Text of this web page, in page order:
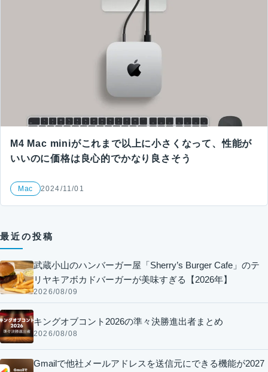
M4 Mac miniがこれまで以上に小さくなって、性能が
いいのに価格は良心的でかなり良さそう
Mac 2024/11/01
最近の投稿
武蔵小山のハンバーガー屋「Sherry’s Burger Cafe」のテ
リヤキアボカドバーガーが美味すぎる【2026年】
2026/08/09
キングオブコント2026の準々決勝進出者まとめ
2026/08/08
Gmailで他社メールアドレスを送信元にできる機能が2027